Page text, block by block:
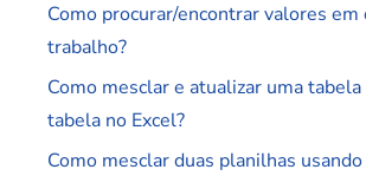
Como procurar/encontrar valores em
trabalho?
Como mesclar e atualizar uma
tabela no Excel?
Como mesclar duas planilhas